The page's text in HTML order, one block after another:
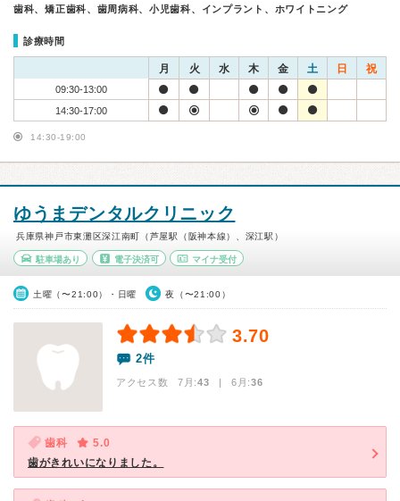
歯科、矯正歯科、歯周病科、小児歯科、インプラント、ホワイトニング
診療時間
月 火 水 木 金 土 日 祝
09:30-13:00
14:30-17:00
14:30-19:00
ゆうまデンタルクリニック
兵庫県神戸市東灘区深江南町（芦屋駅（阪神本線）、深江駅）
駐車場あり 電子決済可 マイナ受付
土曜（〜21:00）・日曜 夜（〜21:00）
3.70
2件
アクセス数 7月:43 | 6月:36
歯科
5.0
歯がきれいになりました。